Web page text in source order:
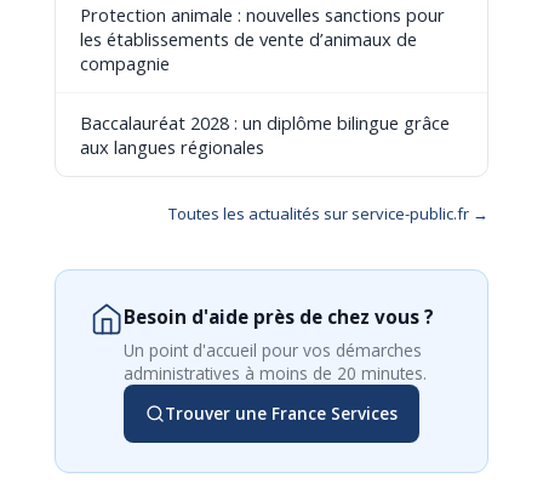
Protection animale : nouvelles sanctions pour
les établissements de vente d’animaux de
compagnie
Baccalauréat 2028 : un diplôme bilingue grâce
aux langues régionales
Toutes les actualités sur service-public.fr →
Besoin d'aide près de chez vous ?
Un point d'accueil pour vos démarches
administratives à moins de 20 minutes.
Trouver une France Services